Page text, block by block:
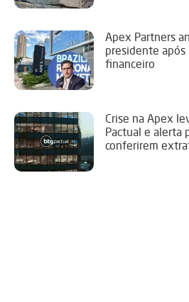
Apex Partners
presidente
financeiro
Crise na Apex
Pactual e alerta
conferirem